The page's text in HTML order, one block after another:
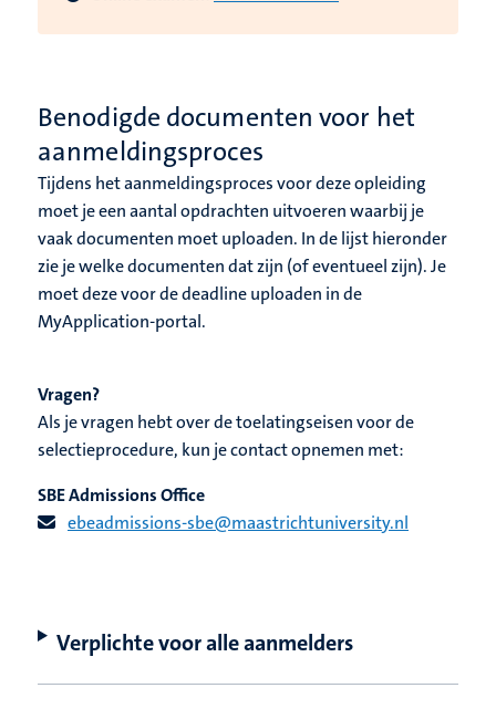
Benodigde documenten voor het
aanmeldingsproces
Tijdens het aanmeldingsproces voor deze opleiding
moet je een aantal opdrachten uitvoeren waarbij je
vaak documenten moet uploaden. In de lijst hieronder
zie je welke documenten dat zijn (of eventueel zijn). Je
moet deze voor de deadline uploaden in de
MyApplication-portal.
Vragen?
Als je vragen hebt over de toelatingseisen voor de
selectieprocedure, kun je contact opnemen met:
SBE Admissions Office
ebeadmissions-sbe@maastrichtuniversity.nl
Verplichte voor alle aanmelders